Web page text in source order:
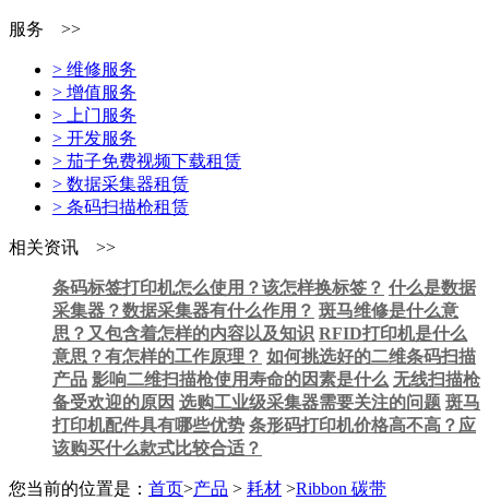
服务 >>
> 维修服务
> 增值服务
> 上门服务
> 开发服务
> 茄子免费视频下载租赁
> 数据采集器租赁
> 条码扫描枪租赁
相关资讯 >>
条码标签打印机怎么使用？该怎样换标签？ 什么是数据
采集器？数据采集器有什么作用？ 斑马维修是什么意
思？又包含着怎样的内容以及知识 RFID打印机是什么
意思？有怎样的工作原理？ 如何挑选好的二维条码扫描
产品 影响二维扫描枪使用寿命的因素是什么 无线扫描枪
备受欢迎的原因 选购工业级采集器需要关注的问题 斑马
打印机配件具有哪些优势 条形码打印机价格高不高？应
该购买什么款式比较合适？
您当前的位置是： 首页>产品 > 耗材 >Ribbon 碳带